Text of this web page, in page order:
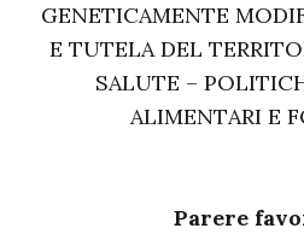
GENETICAMENTE
E TUTELA DEL
SALUTE –
ALIMENTARI E
Parere